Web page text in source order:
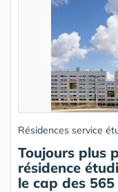
Résidences service
Toujours plus
résidence
le cap des